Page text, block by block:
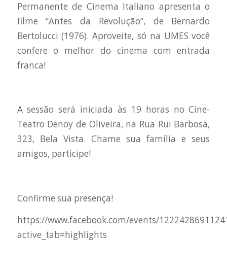
Permanente de Cinema Italiano apresenta o
filme “Antes da Revolução”, de Bernardo
Bertolucci (1976). Aproveite, só na UMES você
confere o melhor do cinema com entrada
franca!
A sessão será iniciada às 19 horas no Cine-
Teatro Denoy de Oliveira, na Rua Rui Barbosa,
323, Bela Vista. Chame sua família e seus
amigos, participe!
Confirme sua presença!
https://www.facebook.com/events/
active_tab=highlights